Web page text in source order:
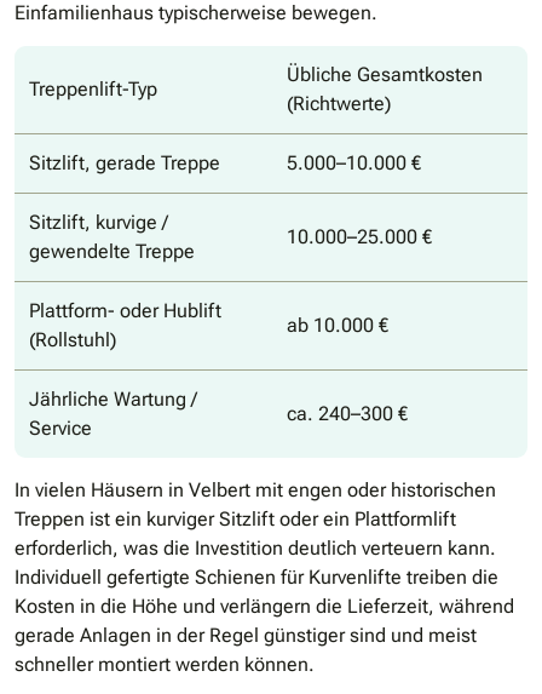
Einfamilienhaus typischerweise bewegen.
Treppenlift-Typ
Übliche Gesamtkosten
(Richtwerte)
Sitzlift, gerade Treppe 5.000–10.000 €
Sitzlift, kurvige /
gewendelte Treppe
10.000–25.000 €
Plattform- oder Hublift
(Rollstuhl)
ab 10.000 €
Jährliche Wartung /
Service
ca. 240–300 €
In vielen Häusern in Velbert mit engen oder historischen
Treppen ist ein kurviger Sitzlift oder ein Plattformlift
erforderlich, was die Investition deutlich verteuern kann.
Individuell gefertigte Schienen für Kurvenlifte treiben die
Kosten in die Höhe und verlängern die Lieferzeit, während
gerade Anlagen in der Regel günstiger sind und meist
schneller montiert werden können.